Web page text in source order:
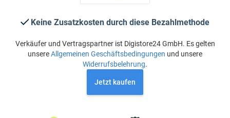
Keine Zusatzkosten durch diese Bezahlmethode
Verkäufer und Vertragspartner ist Digistore24 GmbH. Es gelten
unsereAllgemeinen Geschäftsbedingungen und unsere
Widerrufsbelehrung.
Jetzt kaufen